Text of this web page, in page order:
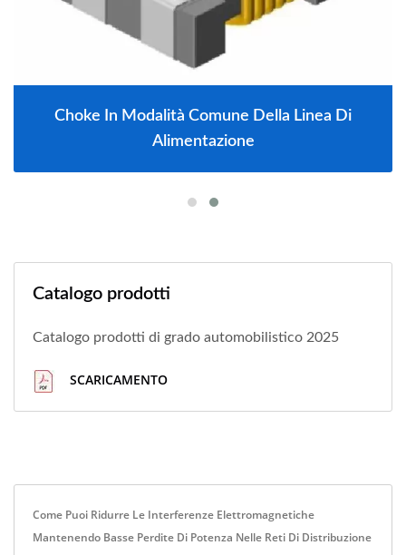
Choke In Modalità Comune Della Linea Di
Alimentazione
Catalogo prodotti
Catalogo prodotti di grado automobilistico 2025
SCARICAMENTO
Come Puoi Ridurre Le Interferenze Elettromagnetiche
Mantenendo Basse Perdite Di Potenza Nelle Reti Di Distribuzione